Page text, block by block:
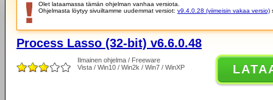
Olet lataamassa tämän ohjelman vanhaa versiota.
Ohjelmasta löytyy sivuiltamme uudemmat versiot: v9.4.0.28 (viimeisin vakaa versio)
Process Lasso (32-bit) v6.6.0.48
Ilmainen ohjelma / Freeware
Vista / Win10 / Win2k / Win7 / WinXP